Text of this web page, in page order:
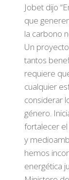
Jobet dijo
que
la carbono
Un
tantos
requiere
cualquier
considerar
género.
fortalecer
y
hemos
energética